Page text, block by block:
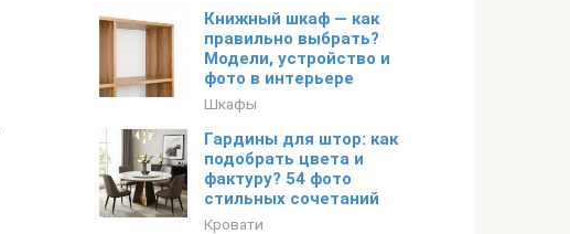
Книжный шкаф — как
правильно выбрать?
Модели, устройство и
фото в интерьере
Шкафы
Гардины для штор: как
подобрать цвета и
фактуру? 54 фото
стильных сочетаний
Кровати